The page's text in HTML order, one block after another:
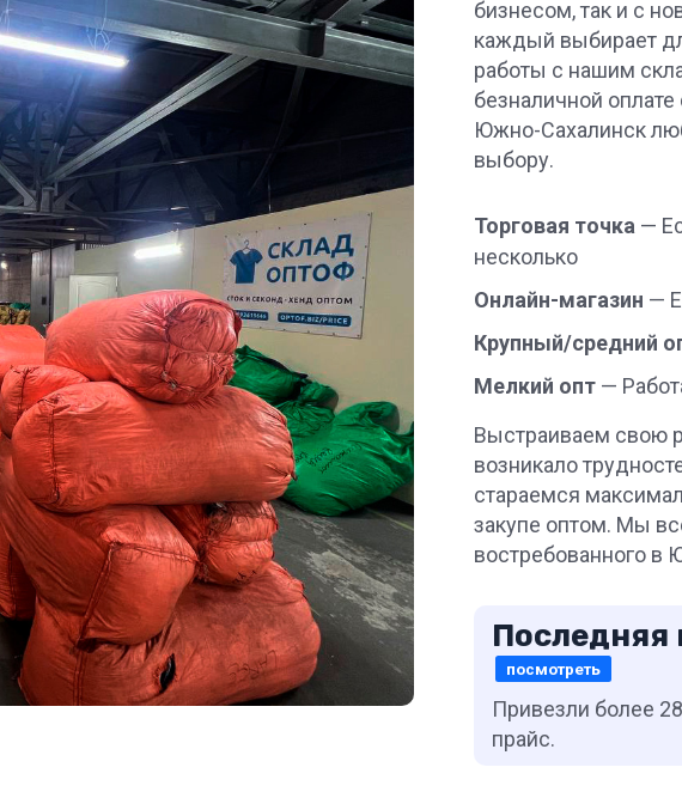
бизнесом, так и с
каждый выбирает
работы с нашим
безналичной
Южно-Сахалинск
выбору.
Торговая точка —
несколько
Онлайн-магазин —
Крупный/средний
Мелкий опт —
Выстраиваем свою
возникало
стараемся
закупе оптом. Мы
востребованного в
Последняя
посмотреть
Привезли более
прайс.